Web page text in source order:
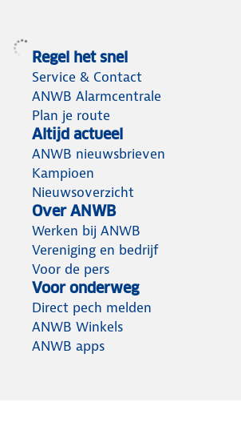
Regel het snel
Service & Contact
ANWB Alarmcentrale
Plan je route
Altijd actueel
ANWB nieuwsbrieven
Kampioen
Nieuwsoverzicht
Over ANWB
Werken bij ANWB
Vereniging en bedrijf
Voor de pers
Voor onderweg
Direct pech melden
ANWB Winkels
ANWB apps